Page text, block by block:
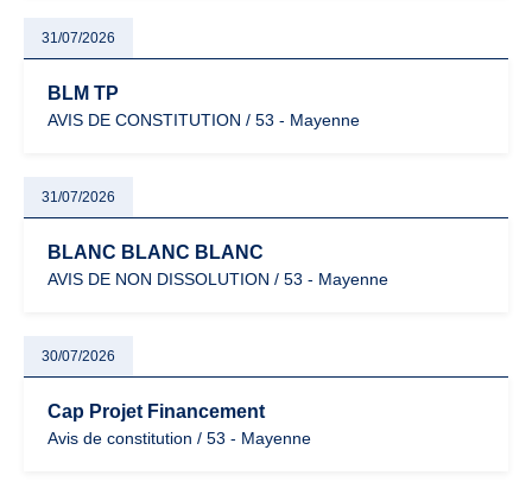
31/07/2026
BLM TP
AVIS DE CONSTITUTION / 53 - Mayenne
31/07/2026
BLANC BLANC BLANC
AVIS DE NON DISSOLUTION / 53 - Mayenne
30/07/2026
Cap Projet Financement
Avis de constitution / 53 - Mayenne